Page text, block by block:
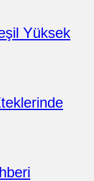
Yüksek